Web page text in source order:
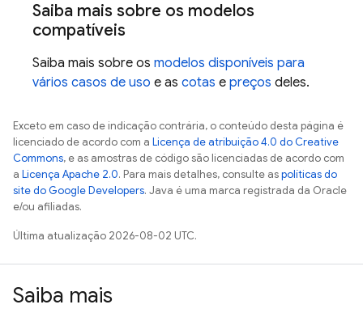
Saiba mais sobre os modelos
compatíveis
Saiba mais sobre os modelos disponíveis para
vários casos de uso e as cotas e preços deles.
Exceto em caso de indicação contrária, o conteúdo desta página é
licenciado de acordo com a Licença de atribuição 4.0 do Creative
Commons, e as amostras de código são licenciadas de acordo com
a Licença Apache 2.0. Para mais detalhes, consulte aspolíticas do
site do Google Developers. Java é uma marca registrada da Oracle
e/ou afiliadas.
Última atualização 2026-08-02 UTC.
Saiba mais